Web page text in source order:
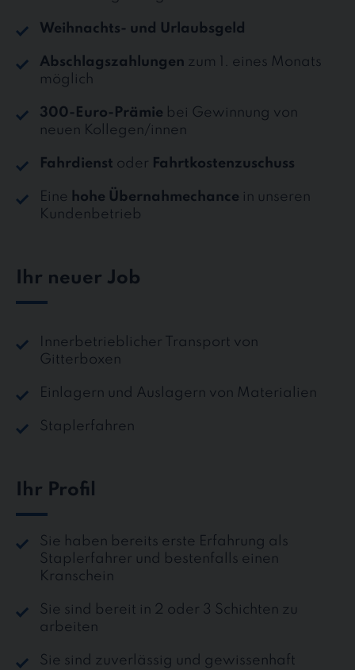
Weihnachts- und Urlaubsgeld
Abschlagszahlungen zum 1. eines Monats
möglich
300-Euro-Prämie bei Gewinnung von
neuen Kollegen/innen
Fahrdienst oder Fahrtkostenzuschuss
Eine hohe Übernahmechance in unseren
Kundenbetrieb
Ihr neuer Job
Innerbetrieblicher Transport von
Gitterboxen
Einlagern und Auslagern von Materialien
Staplerfahren
Ihr Profil
Sie haben bereits erste Erfahrung als
Staplerfahrer und bestenfalls einen
Kranschein
Sie sind bereit in 2 oder 3 Schichten zu
arbeiten
Sie sind zuverlässig und gewissenhaft